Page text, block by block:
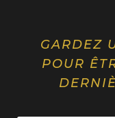
GARDEZ
POUR